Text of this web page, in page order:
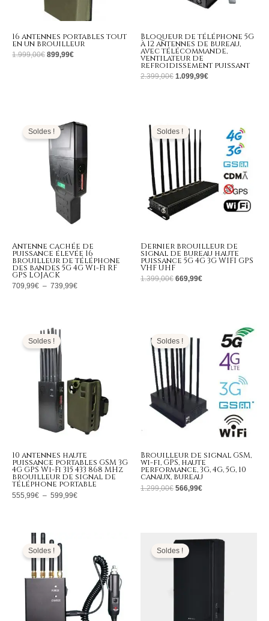
16 antennes portables tout
en un brouilleur
1.999,00€ 899,99€
Bloqueur de téléphone 5G
à 12 antennes de bureau,
avec télécommande,
ventilateur de
refroidissement puissant
2.399,00€ 1.099,99€
Soldes !
Antenne cachée de
puissance élevée 16
brouilleur de téléphone
des bandes 5G 4G Wi-Fi RF
GPS LOJACK
709,99€ – 739,99€
de
prix : Soldes !
Dernier brouilleur de
signal de bureau haute
puissance 5G 4G 3G WIFI GPS
VHF UHF
1.399,00€
initial
était :
1.399,00€.
669,99€
669,99€.
Soldes !
10 antennes haute
puissance portables GSM 3G
4G GPS Wi-Fi 315 433 868 MHz
brouilleur de signal de
téléphone portable
555,99€ – 599,99€
Soldes !
Brouilleur de signal GSM,
wi-fi, GPS, haute
performance, 3G, 4G, 5G, 10
canaux, bureau
1.299,00€
initial
était :
1.299,00€.
566,99€
566,99€.
Soldes !
Le
prix
initial
était :
299,00€. 149,99€.
Soldes !
prix
initial
était :
189,00€.
prix